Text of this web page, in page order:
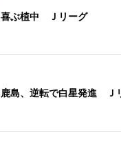
喜ぶ植中 Ｊリーグ
鹿島、逆転で白星発進 Ｊ